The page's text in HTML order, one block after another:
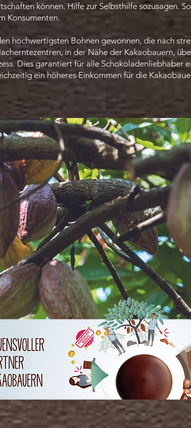
können. Hilfe zur Selbsthilfe sozusagen.
Konsumenten.
hochwertigsten Bohnen gewonnen, die nach
in der Nähe der Kakaobauern,
Dies garantiert für alle Schokoladenliebhaber
ein höheres Einkommen für die